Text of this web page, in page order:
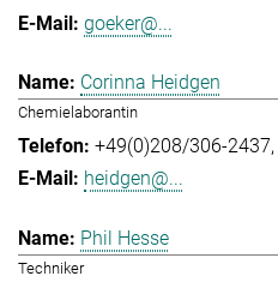
goeker@...
Corinna Heidgen
Chemielaborantin
+49(0)208/306-2437
heidgen@...
Phil Hesse
Techniker